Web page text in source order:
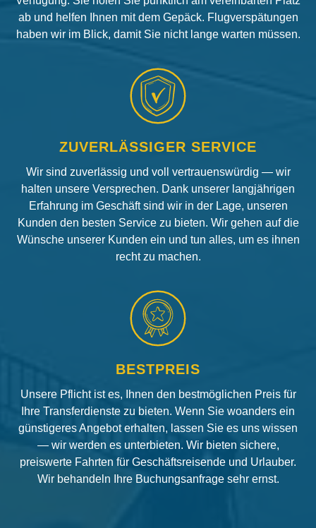
ab und helfen Ihnen mit dem Gepäck. Flugverspätungen
haben wir im Blick, damit Sie nicht lange warten müssen.
ZUVERLÄSSIGER SERVICE
Wir sind zuverlässig und voll vertrauenswürdig — wir
halten unsere Versprechen. Dank unserer langjährigen
Erfahrung im Geschäft sind wir in der Lage, unseren
Kunden den besten Service zu bieten. Wir gehen auf die
Wünsche unserer Kunden ein und tun alles, um es ihnen
recht zu machen.
BESTPREIS
Unsere Pflicht ist es, Ihnen den bestmöglichen Preis für
Ihre Transferdienste zu bieten. Wenn Sie woanders ein
günstigeres Angebot erhalten, lassen Sie es uns wissen
— wir werden es unterbieten. Wir bieten sichere,
preiswerte Fahrten für Geschäftsreisende und Urlauber.
Wir behandeln Ihre Buchungsanfrage sehr ernst.